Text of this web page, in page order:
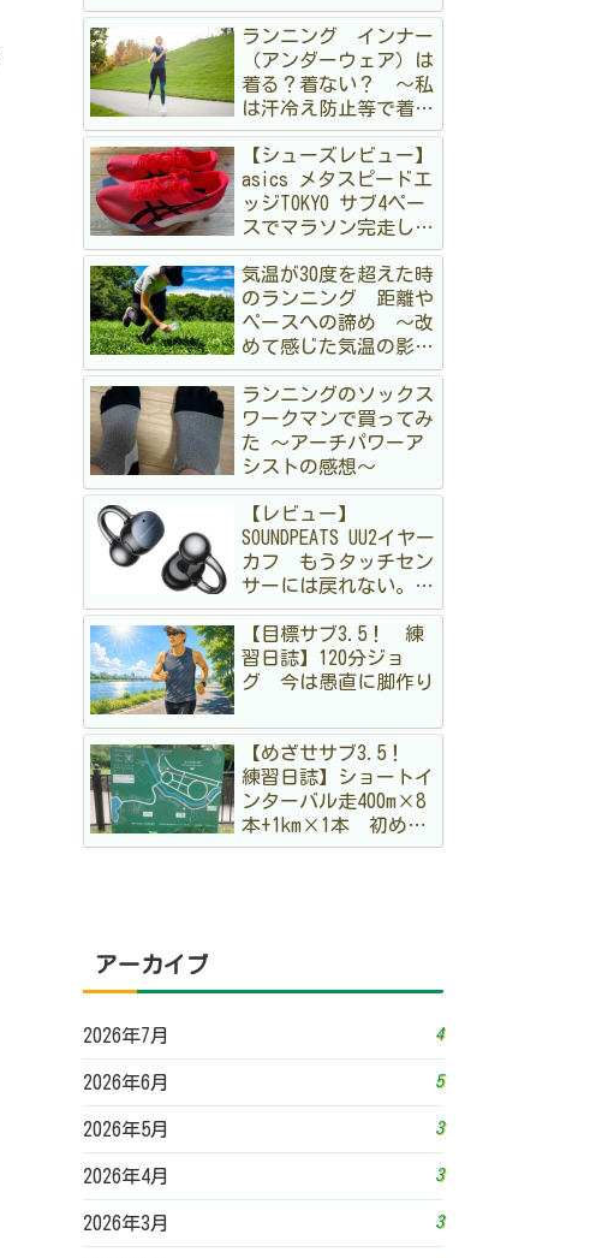
か 〜オークリーも持
ってるけど〜
ランニング インナー
（アンダーウェア）は
着る？着ない？ 〜私
は汗冷え防止等で着る
派です〜
【シューズレビュー】
asics メタスピードエ
ッジTOKYO サブ4ペー
スでマラソン完走して
みた
気温が30度を超えた時
のランニング 距離や
ペースへの諦め 〜改
めて感じた気温の影
響〜
ランニングのソックス
ワークマンで買ってみ
た 〜アーチパワーア
シストの感想〜
【レビュー】
SOUNDPEATS UU2イヤー
カフ もうタッチセン
サーには戻れない。走
る私が「物理ボタン」
に狂喜乱舞した理由
【目標サブ3.5！ 練
習日誌】120分ジョ
グ 今は愚直に脚作り
【めざせサブ3.5！
練習日誌】ショートイ
ンターバル走400m×8
本+1km×1本 初めて
のメニュー。まだ手探
アーカイブ
2026年7月 4
2026年6月 5
2026年5月 3
2026年4月 3
2026年3月 3